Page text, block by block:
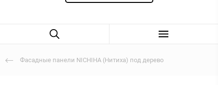
Фасадные панели NICHIHA (Нитиха) под дерево